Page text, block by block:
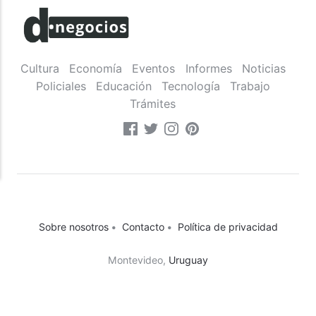
Cultura Economía Eventos Informes
Noticias
Policiales
Educación Tecnología
Trabajo
Trámites
Sobre nosotros • Contacto • Política de privacidad
Montevideo, Uruguay